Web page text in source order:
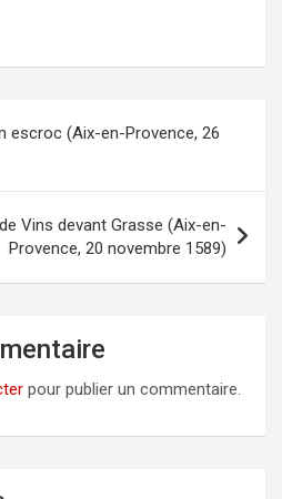
escroc (Aix-en-Provence, 26
Vins devant Grasse (Aix-en-
Provence, 20 novembre 1589)
pour publier un commentaire.